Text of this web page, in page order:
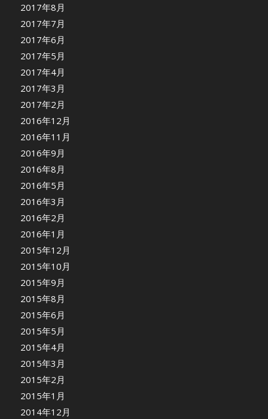
2017年8月
2017年7月
2017年6月
2017年5月
2017年4月
2017年3月
2017年2月
2016年12月
2016年11月
2016年9月
2016年8月
2016年5月
2016年3月
2016年2月
2016年1月
2015年12月
2015年10月
2015年9月
2015年8月
2015年6月
2015年5月
2015年4月
2015年3月
2015年2月
2015年1月
2014年12月